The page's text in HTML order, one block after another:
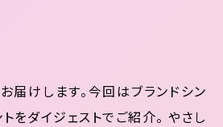
けします。今回はブランドシン
をダイジェストでご紹介。 やさし